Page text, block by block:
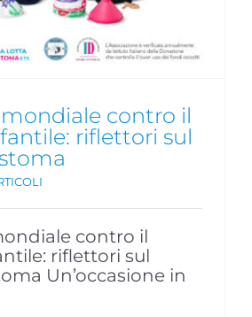
contro il
riflettori sul
contro il
riflettori sul
Un’occasione in